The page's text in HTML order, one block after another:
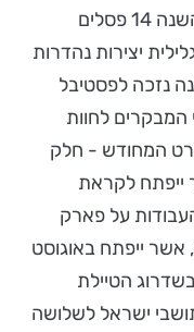
"בשנתו ה-27 של הפסטיבל נארח השנה 14 פסלים
יצירות נהדרות
לעירנו. השנה נזכה לפסטיבל
לחוות
המחודש - חלק
ייפתח לקראת
על פארק
ייפתח באוגוסט
הטיילת
ישראל לשלושה